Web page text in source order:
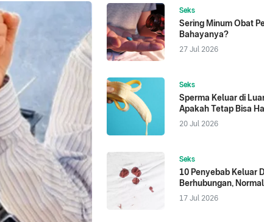
Seks
Sering Minum Obat
Bahayanya?
27 Jul 2026
Seks
Sperma Keluar di
Apakah Tetap Bisa
20 Jul 2026
Seks
10 Penyebab Keluar
Berhubungan,
17 Jul 2026